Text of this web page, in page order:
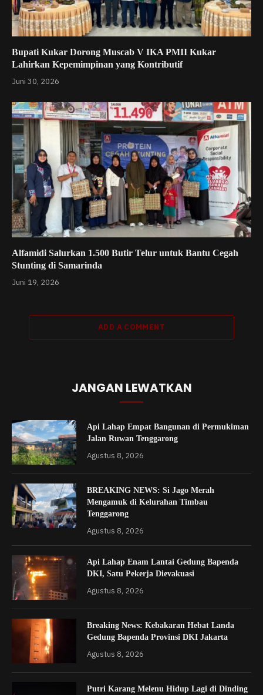
Bupati Kukar Dorong Muscab V IKA PMII Kukar
Lahirkan Kepemimpinan yang Kontributif
Juni 30, 2026
Alfamidi Salurkan 1.500 Butir Telur untuk Bantu Cegah
Stunting di Samarinda
Juni 19, 2026
ADD A COMMENT
JANGAN LEWATKAN
Api Lahap Empat Bangunan di Permukiman
Jalan Ruwan Tenggarong
Agustus 8, 2026
BREAKING NEWS: Si Jago Merah
Mengamuk di Kelurahan Timbau
Tenggarong
Agustus 8, 2026
Api Lahap Enam Lantai Gedung Bapenda
DKI, Satu Pekerja Dievakuasi
Agustus 8, 2026
Breaking News: Kebakaran Hebat Landa
Gedung Bapenda Provinsi DKI Jakarta
Agustus 8, 2026
Putri Karang Melenu Hidup Lagi di Dinding